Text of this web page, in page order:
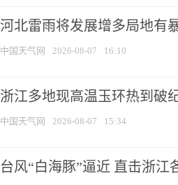
河北雷雨将发展增多局地有
中国天气网 2026-08-07 16:10
浙江多地现高温玉环热到破
中国天气网 2026-08-07 15:34
台风“白海豚”逼近 直击浙江